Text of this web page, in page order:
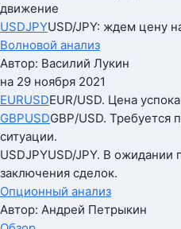
движение
USDJPYUSD/JPY: ждем цену
Волновой анализ
Автор: Василий Лукин
на 29 ноября 2021
EURUSDEUR/USD. Цена
GBPUSDGBP/USD.
ситуации.
USDJPYUSD/JPY. В ожидании
заключения сделок.
Опционный анализ
Автор: Андрей Петрыкин